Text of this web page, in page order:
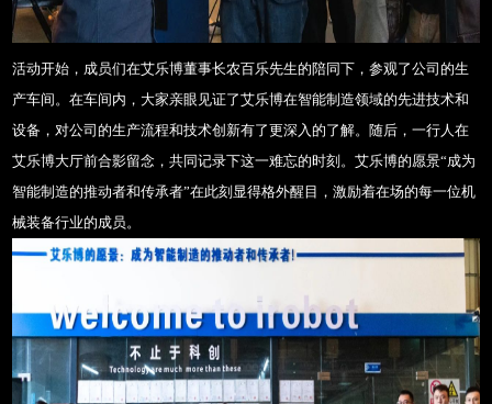
活动开始，成员们在艾乐博董事长农百乐先生的陪同下，参观了公司的生
产车间。在车间内，大家亲眼见证了艾乐博在智能制造领域的先进技术和
设备，对公司的生产流程和技术创新有了更深入的了解。随后，一行人在
艾乐博大厅前合影留念，共同记录下这一难忘的时刻。艾乐博的愿景“成为
智能制造的推动者和传承者”在此刻显得格外醒目，激励着在场的每一位机
械装备行业的成员。